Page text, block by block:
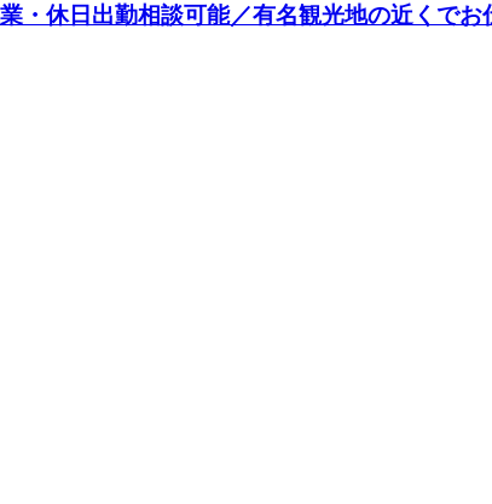
休日出勤相談可能／有名観光地の近くでお